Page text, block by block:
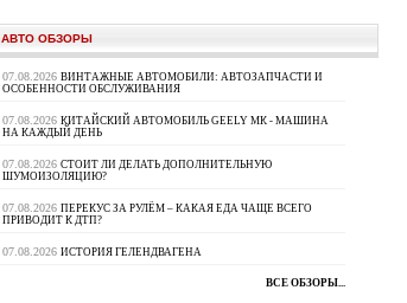
АВТО ОБЗОРЫ
07.08.2026 ВИНТАЖНЫЕ АВТОМОБИЛИ: АВТОЗАПЧАСТИ И
ОСОБЕННОСТИ ОБСЛУЖИВАНИЯ
07.08.2026 КИТАЙСКИЙ АВТОМОБИЛЬ GEELY МК - МАШИНА
НА КАЖДЫЙ ДЕНЬ
07.08.2026 СТОИТ ЛИ ДЕЛАТЬ ДОПОЛНИТЕЛЬНУЮ
ШУМОИЗОЛЯЦИЮ?
07.08.2026 ПЕРЕКУС ЗА РУЛЁМ – КАКАЯ ЕДА ЧАЩЕ ВСЕГО
ПРИВОДИТ К ДТП?
07.08.2026 ИСТОРИЯ ГЕЛЕНДВАГЕНА
ВСЕ ОБЗОРЫ...